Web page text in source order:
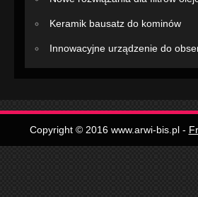
Keramik bausatz do kominów
Innowacyjne urządzenie do
Copyright © 2016 www.arwi-bis.pl -